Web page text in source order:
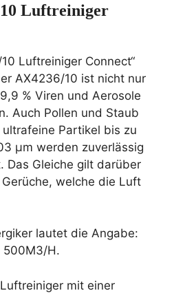
Luftreiniger
Luftreiniger Connect“
AX4236/10 ist nicht nur
% Viren und Aerosole
Auch Pollen und Staub
Partikel bis zu
µm werden zuverlässig
Das Gleiche gilt darüber
welche die Luft
lautet die Angabe:
500M3/H.
mit einer